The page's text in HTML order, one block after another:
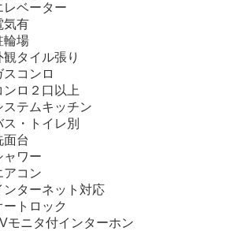
レベーター
気有
輪場
観タイル張り
スコンロ
ンロ２口以上
ステムキッチン
ス・トイレ別
面台
ャワー
アコン
ンターネット対応
ートロック
モニタ付インターホン